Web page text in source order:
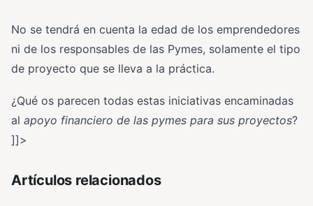
No se tendrá en cuenta la edad de los emprendedores
ni de los responsables de las Pymes, solamente el tipo
de proyecto que se lleva a la práctica.
¿Qué os parecen todas estas iniciativas encaminadas
al apoyo financiero de las pymes para sus proyectos?
]]>
Artículos relacionados